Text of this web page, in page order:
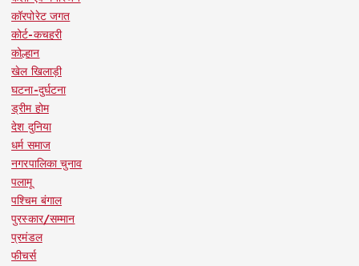
कॉरपोरेट जगत
कोर्ट-कचहरी
कोल्हान
खेल खिलाड़ी
घटना-दुर्घटना
ड्रीम होम
देश दुनिया
धर्म समाज
नगरपालिका चुनाव
पलामू
पश्चिम बंगाल
पुरस्कार/सम्मान
प्रमंडल
फीचर्स